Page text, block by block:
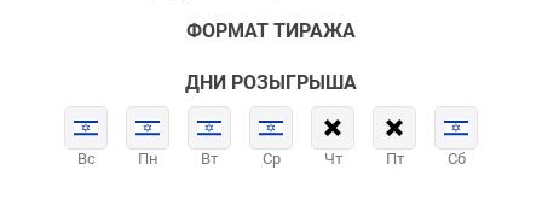
ФОРМАТ ТИРАЖА
ДНИ РОЗЫГРЫША
Вс Пн Вт Ср Чт Пт Сб